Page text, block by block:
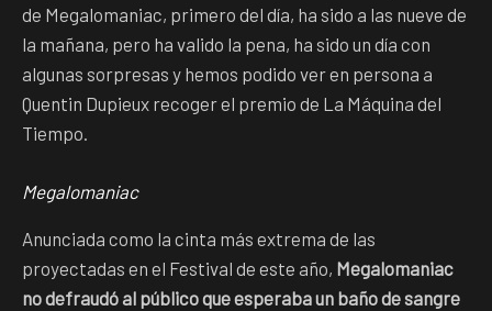
de Megalomaniac, primero del día, ha sido a las nueve de
la mañana, pero ha valido la pena, ha sido un día con
algunas sorpresas y hemos podido ver en persona a
Quentin Dupieux recoger el premio de La Máquina del
Tiempo.
Megalomaniac
Anunciada como la cinta más extrema de las
proyectadas en el Festival de este año, Megalomaniac
no defraudó al público que esperaba un baño de sangre